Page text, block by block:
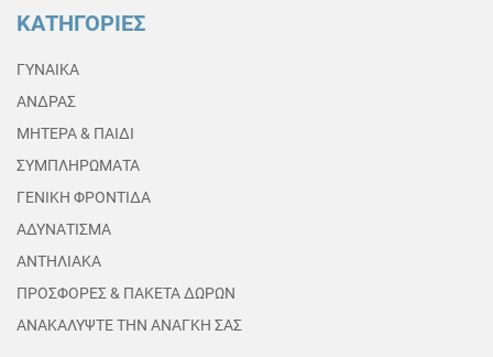
ΚΑΤΗΓΟΡΙΕΣ
ΓΥΝΑΙΚΑ
ΑΝΔΡΑΣ
ΜΗΤΕΡΑ & ΠΑΙΔΙ
ΣΥΜΠΛΗΡΩΜΑΤΑ
ΓΕΝΙΚΗ ΦΡΟΝΤΙΔΑ
ΑΔΥΝΑΤΙΣΜΑ
ΑΝΤΗΛΙΑΚΑ
ΠΡΟΣΦΟΡΕΣ & ΠΑΚΕΤΑ ΔΩΡΩΝ
ΑΝΑΚΑΛΥΨΤΕ ΤΗΝ ΑΝΑΓΚΗ ΣΑΣ